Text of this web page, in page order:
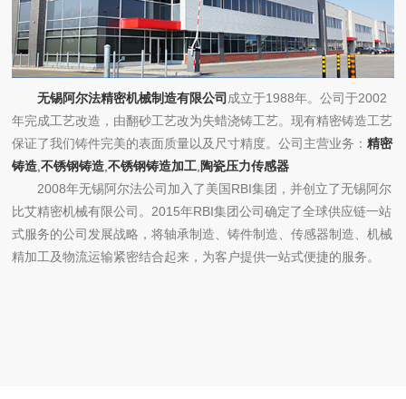
无锡阿尔法精密机械制造有限公司 成立于1988年。公司于2002
年完成工艺改造，由翻砂工艺改为失蜡浇铸工艺。现有精密铸造工艺
保证了我们铸件完美的表面质量以及尺寸精度。公司主营业务：精密
铸造,不锈钢铸造,不锈钢铸造加工,陶瓷压力传感器
2008年无锡阿尔法公司加入了美国RBI集团，并创立了无锡阿尔
比艾精密机械有限公司。2015年RBI集团公司确定了全球供应链一站
式服务的公司发展战略，将轴承制造、铸件制造、传感器制造、机械
精加工及物流运输紧密结合起来，为客户提供一站式便捷的服务。